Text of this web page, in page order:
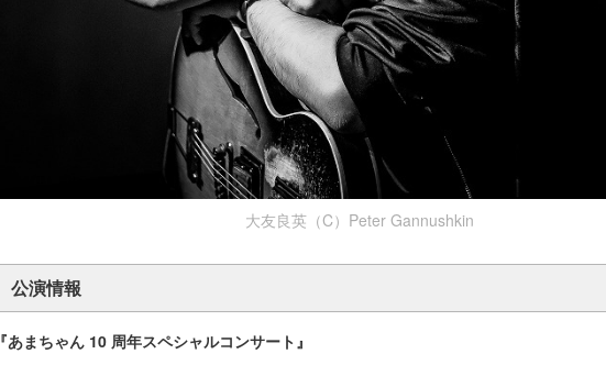
大友良英（C）Peter Gannushkin
公演情報
『あまちゃん 10 周年スペシャルコンサート』